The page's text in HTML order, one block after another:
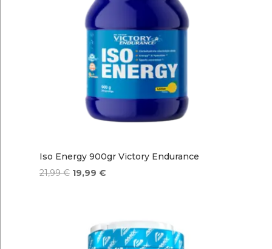
Iso Energy 900gr Victory Endurance
21,99€ El
21,99 €.
19,99 €El
19,99 €.